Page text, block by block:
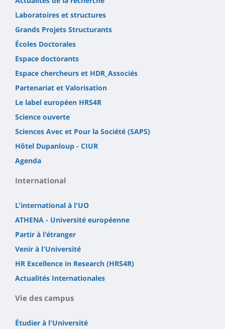
Laboratoires et structures
Grands Projets Structurants
Écoles Doctorales
Espace doctorants
Espace chercheurs et HDR_Associés
Partenariat et Valorisation
Le label européen HRS4R
Science ouverte
Sciences Avec et Pour la Société (SAPS)
Hôtel Dupanloup - CIUR
Agenda
International
L'international à l'UO
ATHENA - Université européenne
Partir à l'étranger
Venir à l'Université
HR Excellence in Research (HRS4R)
Actualités Internationales
Vie des campus
Étudier à l'Université